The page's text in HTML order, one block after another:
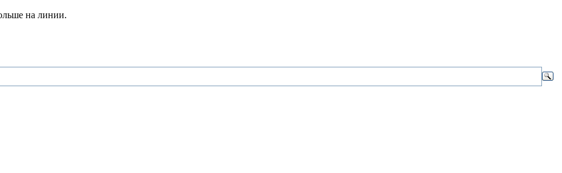
на линии.